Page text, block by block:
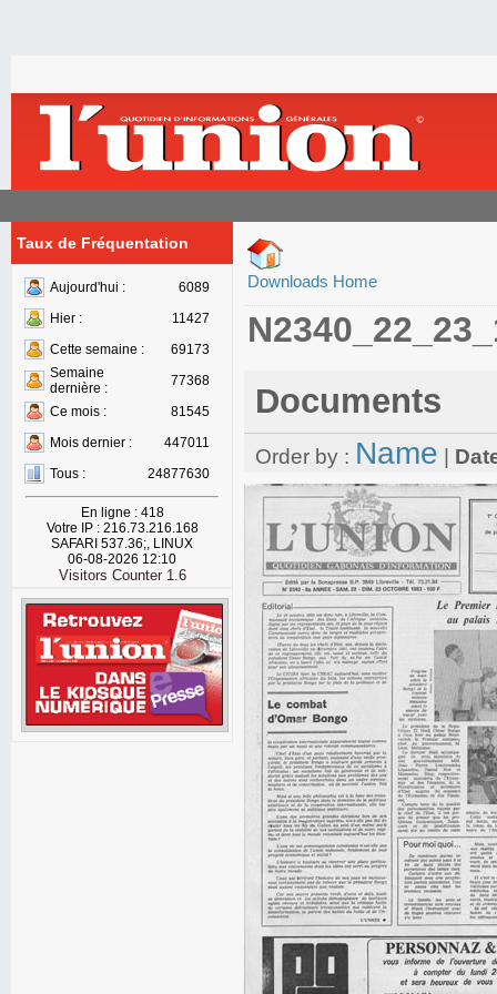
Taux de Fréquentation
Aujourd'hui :
6089
Hier :
11427
Cette semaine :
69173
Semaine
dernière :
77368
Ce mois :
81545
Mois dernier :
447011
Tous :
24877630
En ligne : 418
Votre IP : 216.73.216.168
SAFARI 537.36;, LINUX
06-08-2026 12:10
Visitors Counter 1.6
Downloads Home
Documents
Order by : Name